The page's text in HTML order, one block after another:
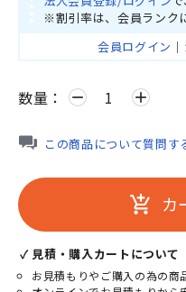
※割引率は、会員ランク
会員ログイン ｜
数量： remove add
この商品について質問す
add_shopping_cart カ
✓ 見積・購入カートについて
お見積もりやご購入の為の商